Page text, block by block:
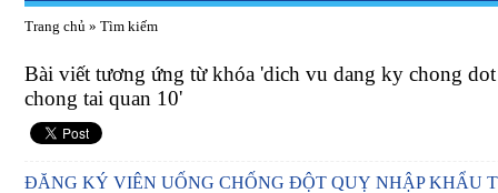
Trang chủ » Tìm kiếm
Bài viết tương ứng từ khóa 'dich vu dang ky chong
chong tai quan 10'
ĐĂNG KÝ VIÊN UỐNG CHỐNG ĐỘT QUỴ NHẬP KHẨU